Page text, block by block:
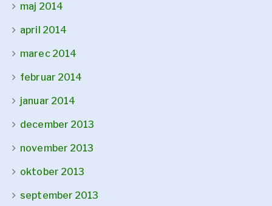
maj 2014
april 2014
marec 2014
februar 2014
januar 2014
december 2013
november 2013
oktober 2013
september 2013